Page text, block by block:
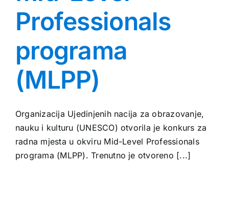
Professionals
programa
(MLPP)
Organizacija Ujedinjenih nacija za obrazovanje,
nauku i kulturu (UNESCO) otvorila je konkurs za
radna mjesta u okviru Mid-Level Professionals
programa (MLPP). Trenutno je otvoreno [...]